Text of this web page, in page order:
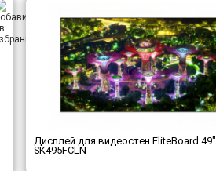
Дисплей для видеостен EliteBoard 49"
SK495FCLN